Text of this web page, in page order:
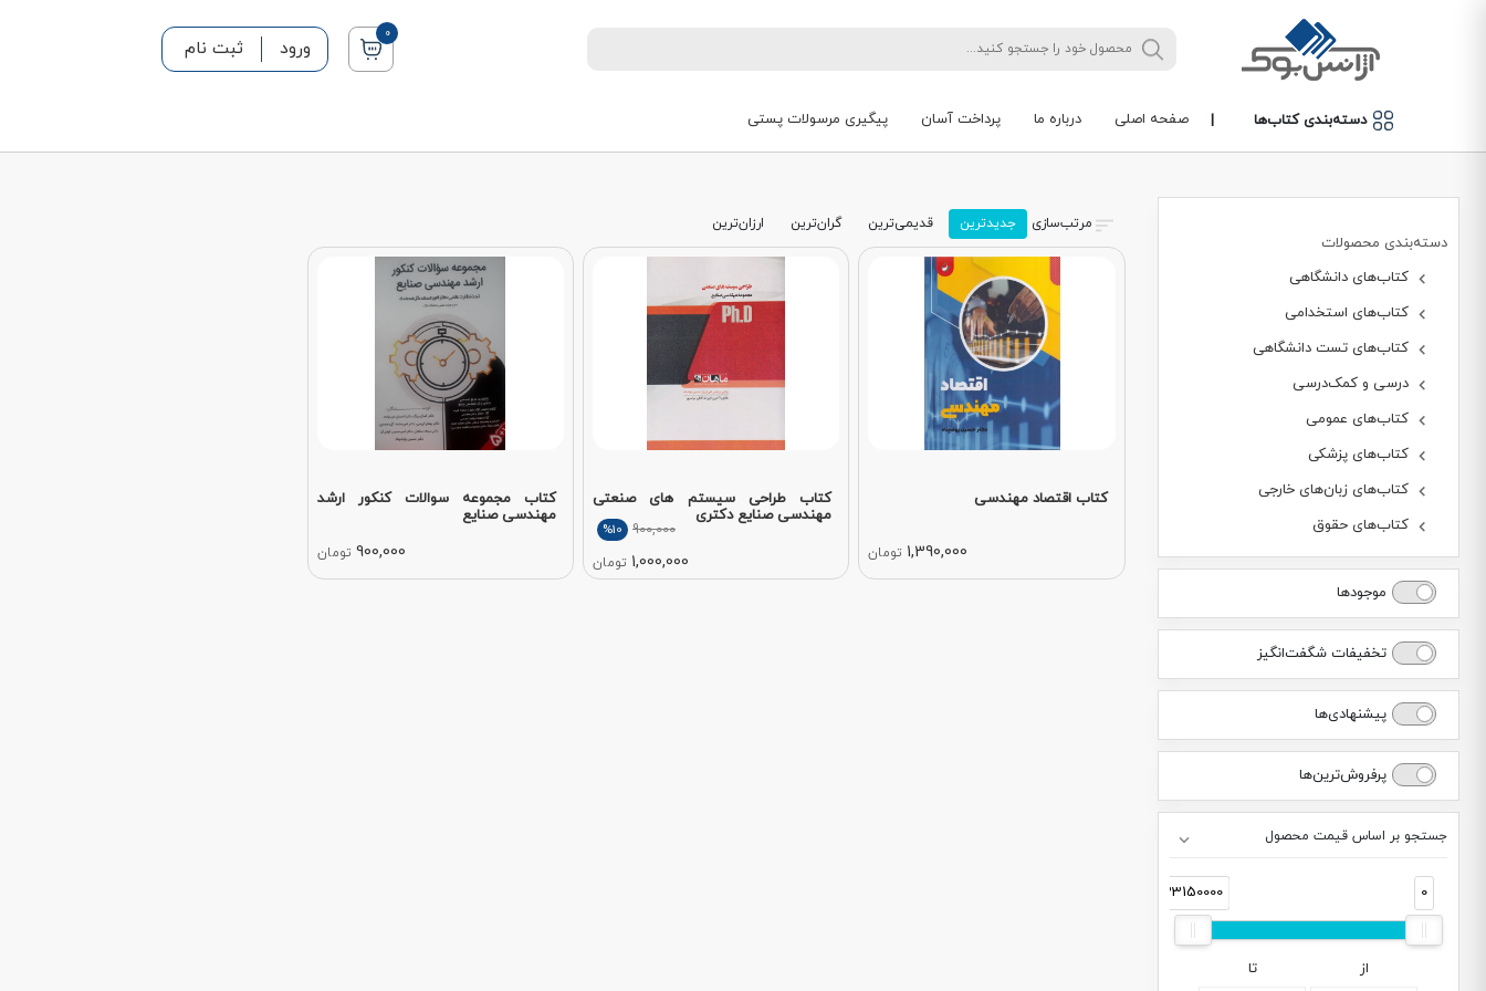
0
ورود ثبت نام
دسته‌بندی کتاب‌ها | صفحه اصلی درباره ما پرداخت آسان پیگیری مرسولات پستی
دسته‌بندی محصولات
کتاب‌های دانشگاهی
کتاب‌های استخدامی
کتاب‌های تست دانشگاهی
درسی و کمک‌درسی
کتاب‌های عمومی
کتاب‌های پزشکی
کتاب‌های زبان‌های خارجی
کتاب‌های حقوق
موجودها
تخفیفات شگفت‌انگیز
پیشنهادی‌ها
پرفروش‌ترین‌ها
جستجو بر اساس قیمت محصول
0
33150000
از تا
مرتب‌سازی جدیدترین قدیمی‌ترین گران‌ترین ارزان‌ترین
کتاب اقتصاد مهندسی
1,390,000 تومان
کتاب طراحی سیستم های صنعتی
مهندسی صنایع دکتری
900,000
%10
1,000,000 تومان
کتاب مجموعه سوالات کنکور ارشد
مهندسی صنایع
900,000 تومان